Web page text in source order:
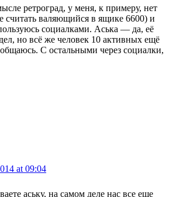
ретроград, у меня, к примеру, нет
считать валяющийся в ящике 6600) и
социалками. Аська — да, её
но всё же человек 10 активных ещё
С остальными через социалки,
at 09:04
аську, на самом деле нас все еще